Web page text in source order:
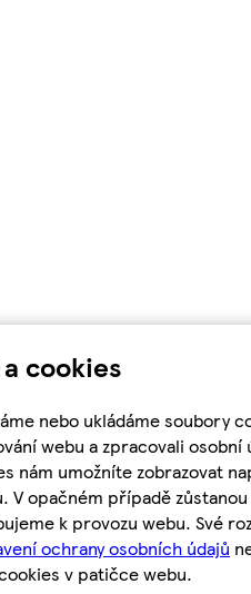
cookies
nebo ukládáme soubory
webu a zpracovali osobní
nám umožníte zobrazovat
V opačném případě
k provozu webu. Své
ochrany osobních údajů
v patičce webu.